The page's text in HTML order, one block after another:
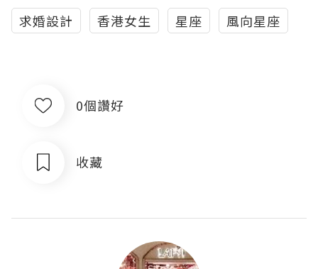
求婚設計
香港女生 星座 風向星座
0個讚好
收藏